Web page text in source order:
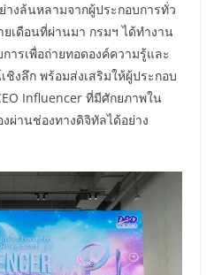
งล้นหลามจากผู้ประกอบการทั่ว
เดือนที่ผ่านมา กรมฯ ได้ทำงาน
ารเพื่อถ่ายทอดองค์ความรู้และ
งลึก พร้อมส่งเสริมให้ผู้ประกอบ
Influencer ที่มีศักยภาพใน
ผ่านช่องทางดิจิทัลได้อย่าง